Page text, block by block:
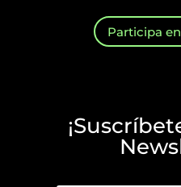
Participa